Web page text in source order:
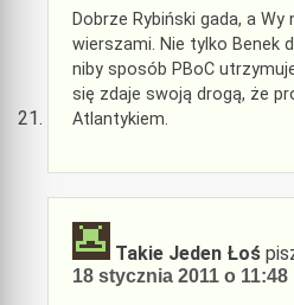
Dobrze Rybiński gada, a
wierszami. Nie tylko Benek
niby sposób PBoC
się zdaje swoją drogą, że
Atlantykiem.
Takie Jeden Łoś
18 stycznia 2011 o 11:48